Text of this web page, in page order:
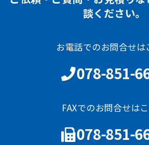
談ください。
お電話でのお問合せは
078-851-
FAXでのお問合せは
078-851-